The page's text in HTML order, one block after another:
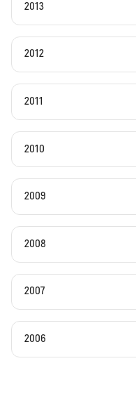
2013
2012
2011
2010
2009
2008
2007
2006